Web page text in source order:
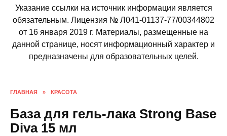
Указание ссылки на источник информации является
обязательным. Лицензия № Л041-01137-77/00344802
от 16 января 2019 г. Материалы, размещенные на
данной странице, носят информационный характер и
предназначены для образовательных целей.
ГЛАВНАЯ » КРАСОТА
База для гель-лака Strong Base
Diva 15 мл